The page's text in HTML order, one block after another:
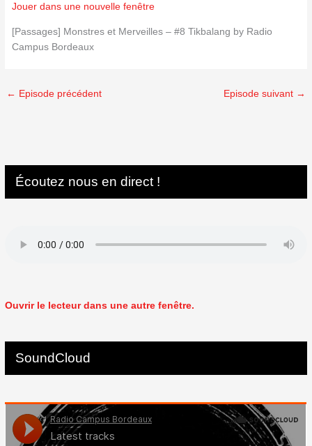
Jouer dans une nouvelle fenêtre
[Passages] Monstres et Merveilles – #8 Tikbalang by Radio
Campus Bordeaux
← Episode précédent Episode suivant →
Écoutez nous en direct !
Ouvrir le lecteur dans une autre fenêtre.
SoundCloud